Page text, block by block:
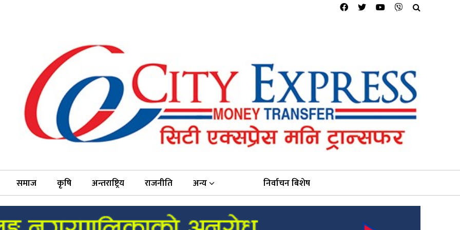
समाज कृषि अन्तराष्ट्रिय राजनीति अन्य निर्वाचन बिशेष